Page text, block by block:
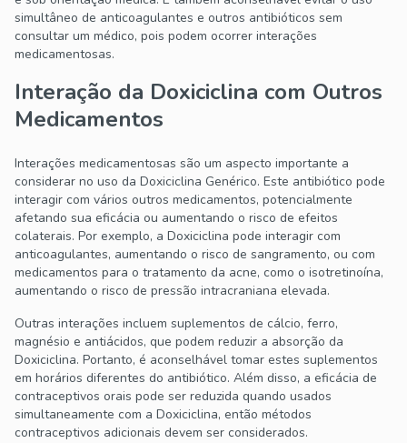
simultâneo de anticoagulantes e outros antibióticos sem
consultar um médico, pois podem ocorrer interações
medicamentosas.
Interação da Doxiciclina com Outros
Medicamentos
Interações medicamentosas são um aspecto importante a
considerar no uso da Doxiciclina Genérico. Este antibiótico pode
interagir com vários outros medicamentos, potencialmente
afetando sua eficácia ou aumentando o risco de efeitos
colaterais. Por exemplo, a Doxiciclina pode interagir com
anticoagulantes, aumentando o risco de sangramento, ou com
medicamentos para o tratamento da acne, como o isotretinoína,
aumentando o risco de pressão intracraniana elevada.
Outras interações incluem suplementos de cálcio, ferro,
magnésio e antiácidos, que podem reduzir a absorção da
Doxiciclina. Portanto, é aconselhável tomar estes suplementos
em horários diferentes do antibiótico. Além disso, a eficácia de
contraceptivos orais pode ser reduzida quando usados
simultaneamente com a Doxiciclina, então métodos
contraceptivos adicionais devem ser considerados.